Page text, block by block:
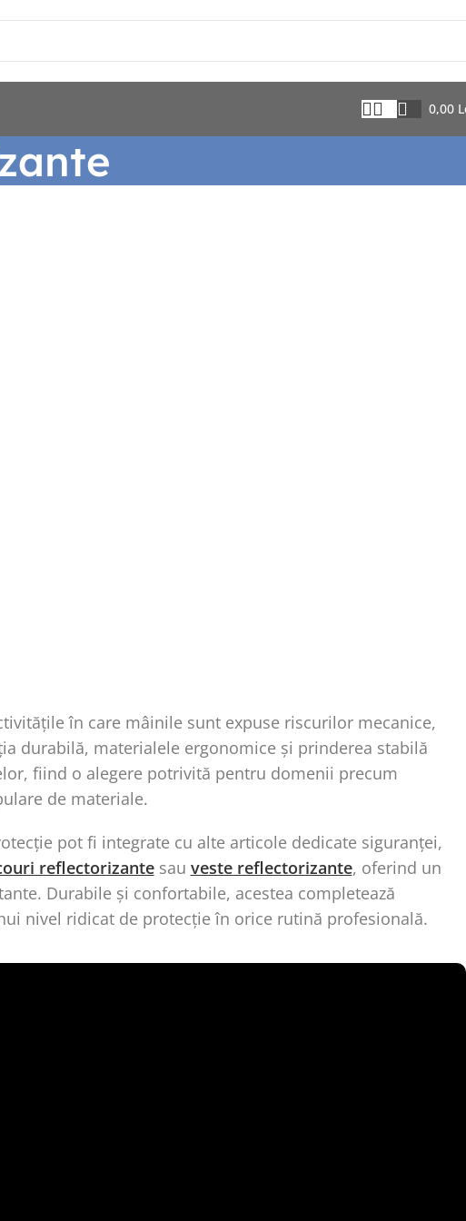
0,00
în care mâinile sunt expuse riscurilor mecanice,
durabilă, materialele ergonomice și prinderea stabilă
fiind o alegere potrivită pentru domenii precum
de materiale.
pot fi integrate cu alte articole dedicate siguranței,
reflectorizantesau veste reflectorizante, oferind un
Durabile și confortabile, acestea completează
nivel ridicat de protecție în orice rutină profesională.